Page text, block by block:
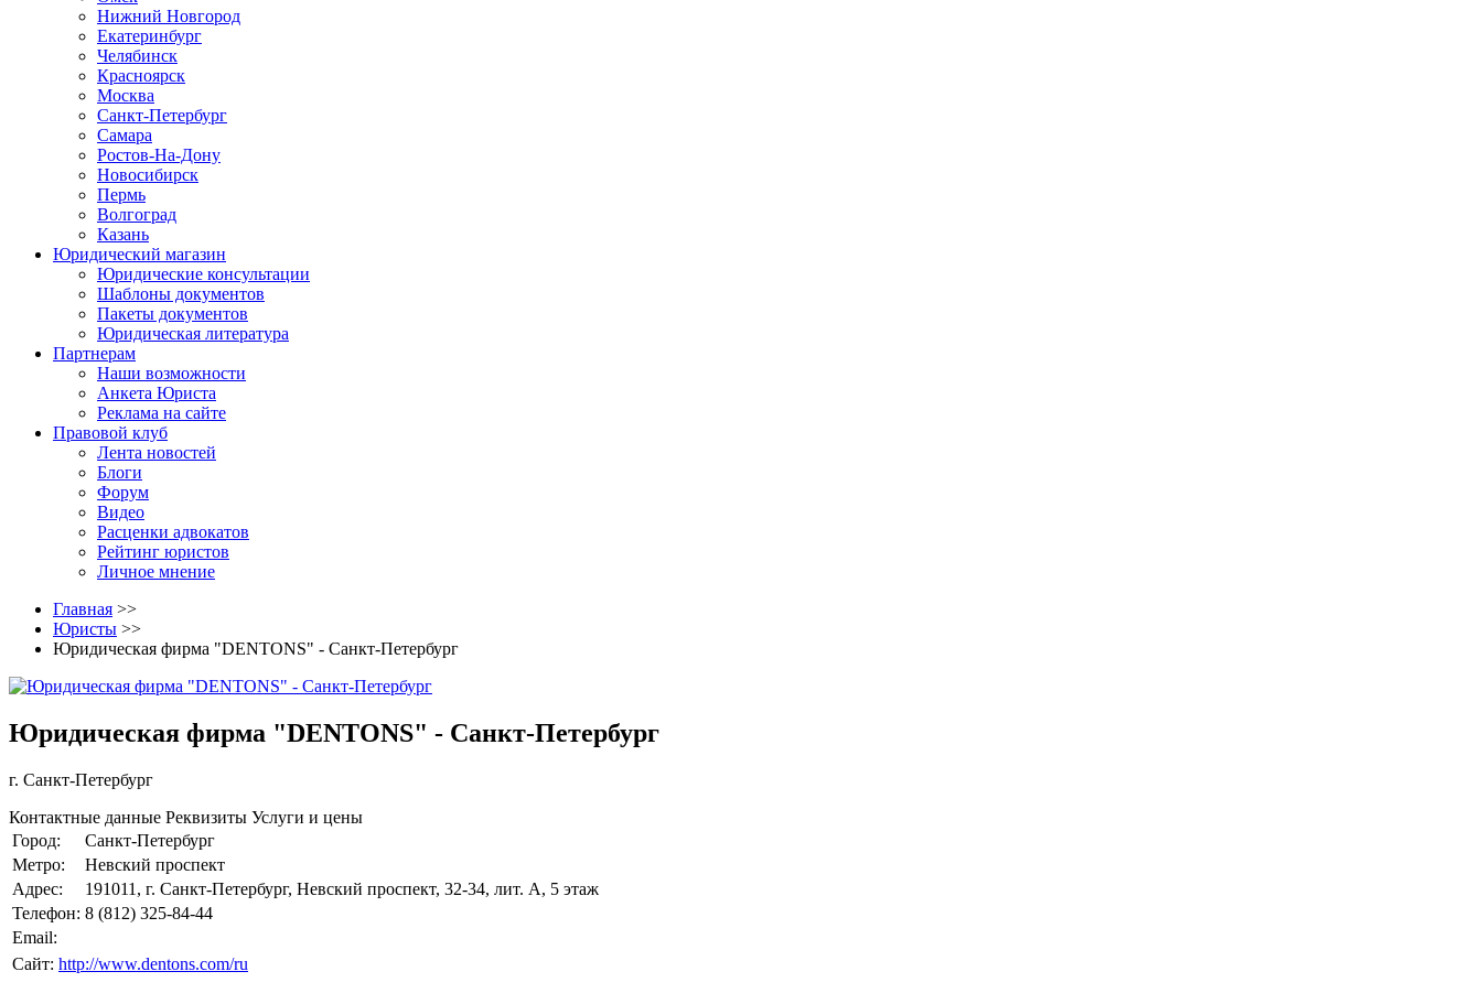
Нижний Новгород
Екатеринбург
Челябинск
Красноярск
Москва
Санкт-Петербург
Самара
Ростов-На-Дону
Новосибирск
Пермь
Волгоград
Казань
Юридический магазин
Юридические консультации
Шаблоны документов
Пакеты документов
Юридическая литература
Партнерам
Наши возможности
Анкета Юриста
Реклама на сайте
Правовой клуб
Лента новостей
Блоги
Форум
Видео
Расценки адвокатов
Рейтинг юристов
Личное мнение
Главная >>
Юристы >>
Юридическая фирма "DENTONS" - Санкт-Петербург
Юридическая фирма "DENTONS" - Санкт-Петербург
г. Санкт-Петербург
Контактные данные Реквизиты Услуги и цены
Город:
Санкт-Петербург
Метро:
Невский проспект
Адрес:
191011, г. Санкт-Петербург, Невский проспект, 32-34, лит. А, 5 этаж
Телефон: 8 (812) 325-84-44
Email:
Сайт: http://www.dentons.com/ru